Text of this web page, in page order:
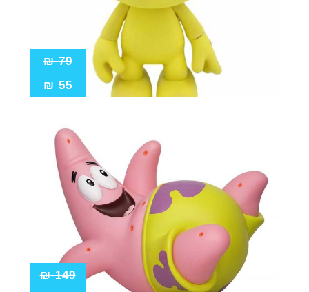
79
₪
55
₪
149
₪